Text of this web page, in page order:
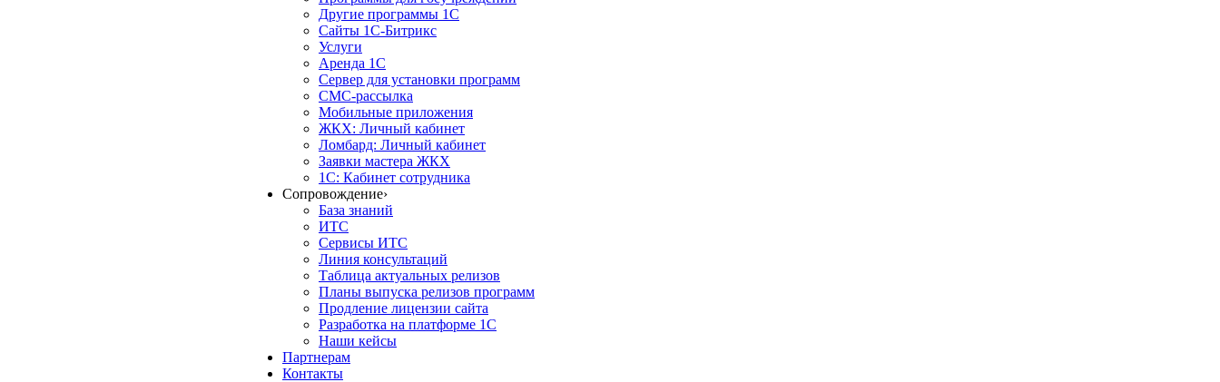
Другие программы 1С
Сайты 1С-Битрикс
Услуги
Аренда 1С
Сервер для установки программ
СМС-рассылка
Мобильные приложения
ЖКХ: Личный кабинет
Ломбард: Личный кабинет
Заявки мастера ЖКХ
1С: Кабинет сотрудника
Сопровождение›
База знаний
ИТС
Сервисы ИТС
Линия консультаций
Таблица актуальных релизов
Планы выпуска релизов программ
Продление лицензии сайта
Разработка на платформе 1С
Наши кейсы
Партнерам
Контакты